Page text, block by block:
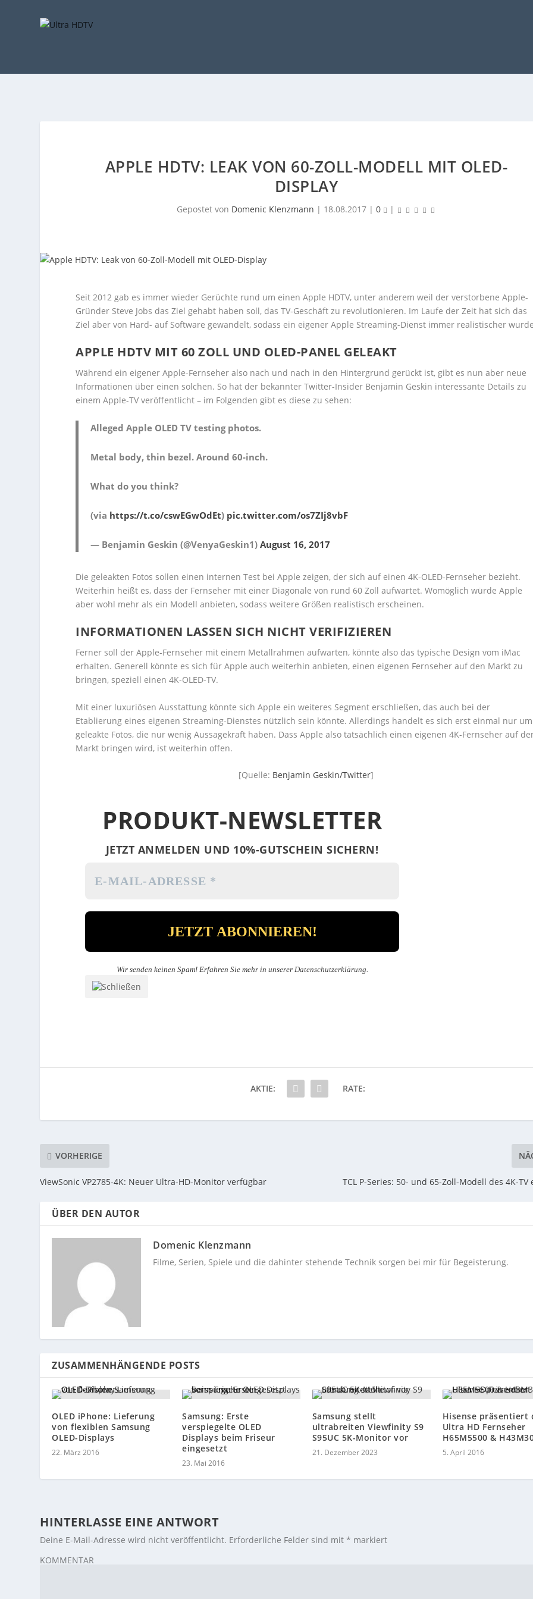
APPLE HDTV: LEAK VON 60-ZOLL-MODELL MIT OLED-
DISPLAY
Gepostet von Domenic Klenzmann | 18.08.2017| 0 |
Seit 2012 gab es immer wieder Gerüchte rund um einen Apple HDTV, unter anderem weil der verstorbene Apple-
Gründer Steve Jobs das Ziel gehabt haben soll, das TV-Geschäft zu revolutionieren. Im Laufe der Zeit hat sich das
Ziel aber von Hard- auf Software gewandelt, sodass ein eigener Apple Streaming-Dienst immer realistischer
APPLE HDTV MIT 60 ZOLL UND OLED-PANEL GELEAKT
Während ein eigener Apple-Fernseher also nach und nach in den Hintergrund gerückt ist, gibt es nun aber neue
Informationen über einen solchen. So hat der bekannter Twitter-Insider Benjamin Geskin interessante Details zu
einem Apple-TV veröffentlicht – im Folgenden gibt es diese zu sehen:
Alleged Apple OLED TV testing photos.
Metal body, thin bezel. Around 60-inch.
What do you think?
(via https://t.co/cswEGwOdEt) pic.twitter.com/os7ZIj8vbF
— Benjamin Geskin (@VenyaGeskin1)August 16, 2017
Die geleakten Fotos sollen einen internen Test bei Apple zeigen, der sich auf einen 4K-OLED-Fernseher bezieht.
Weiterhin heißt es, dass der Fernseher mit einer Diagonale von rund 60 Zoll aufwartet. Womöglich würde Apple
aber wohl mehr als ein Modell anbieten, sodass weitere Größen realistisch erscheinen.
INFORMATIONEN LASSEN SICH NICHT VERIFIZIEREN
Ferner soll der Apple-Fernseher mit einem Metallrahmen aufwarten, könnte also das typische Design vom iMac
erhalten. Generell könnte es sich für Apple auch weiterhin anbieten, einen eigenen Fernseher auf den Markt zu
bringen, speziell einen 4K-OLED-TV.
Mit einer luxuriösen Ausstattung könnte sich Apple ein weiteres Segment erschließen, das auch bei der
Etablierung eines eigenen Streaming-Dienstes nützlich sein könnte. Allerdings handelt es sich erst einmal nur um
geleakte Fotos, die nur wenig Aussagekraft haben. Dass Apple also tatsächlich einen eigenen 4K-Fernseher auf
Markt bringen wird, ist weiterhin offen.
[Quelle: Benjamin Geskin/Twitter]
PRODUKT-NEWSLETTER
JETZT ANMELDEN UND 10%-GUTSCHEIN SICHERN!
Wir senden keinen Spam! Erfahren Sie mehr in unserer Datenschutzerklärung
AKTIE: RATE:
VORHERIGE
ViewSonic VP2785-4K: Neuer Ultra-HD-Monitor verfügbar TCL P-Series: 50- und 65-Zoll-Modell des 4K-
ÜBER DEN AUTOR
Domenic Klenzmann
Filme, Serien, Spiele und die dahinter stehende Technik sorgen bei mir für Begeisterung.
ZUSAMMENHÄNGENDE POSTS
OLED iPhone: Lieferung
von flexiblen Samsung
OLED-Displays
22. März 2016
Samsung: Erste
verspiegelte OLED
Displays beim Friseur
eingesetzt
23. Mai 2016
Samsung stellt
ultrabreiten Viewfinity S9
S95UC 5K-Monitor vor
21. Dezember 2023
Hisense präsentiert
Ultra HD Fernseher
H65M5500 &
5. April 2016
HINTERLASSE EINE ANTWORT
Deine E-Mail-Adresse wird nicht veröffentlicht. Erforderliche Felder sind mit* markiert
KOMMENTAR